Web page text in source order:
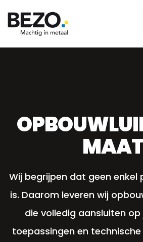
Wij begrijpen dat geen enkel
is. Daarom leveren wij
die volledig aansluiten op
toepassingen en technische